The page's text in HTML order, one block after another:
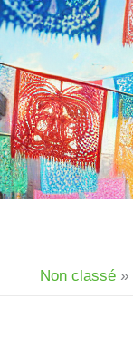
Μετάβαση
στο
περιεχόμενο
Non classé»